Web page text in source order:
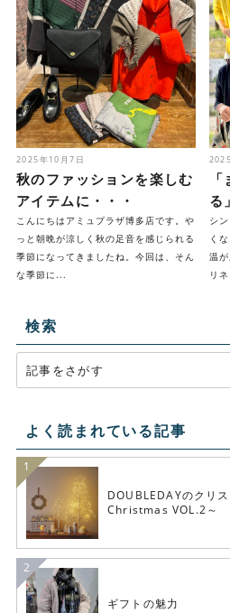
2025年10月7日
秋のファッションを楽しむ
アイテムに・・・
こんにちはアミュプラザ博多店です。や
っと朝晩が涼しく秋の足音を感じられる
季節になってきましたね。今回は、そん
な季節に...
る
シ
く
温
リ
検索
よく読まれている記事
DOUBLEDAYのクリ
Christmas VOL.2～
ギフトの魅力